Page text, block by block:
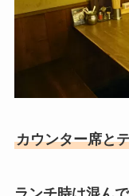
カウンター席と